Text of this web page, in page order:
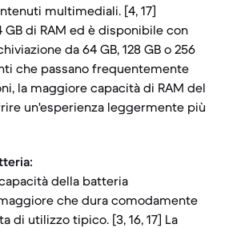
multimediali. [4, 17]
GB di RAM ed è disponibile con
da 64 GB, 128 GB o 256
che passano frequentemente
la maggiore capacità di RAM del
un'esperienza leggermente più
della batteria
che dura comodamente
di utilizzo tipico. [3, 16, 17] La